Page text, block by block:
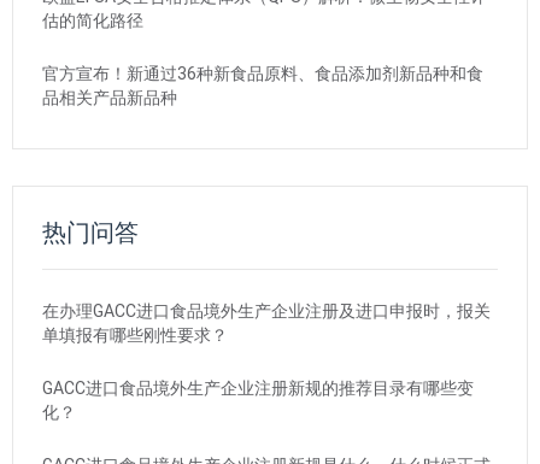
估的简化路径
官方宣布！新通过36种新食品原料、食品添加剂新品种和食
品相关产品新品种
热门问答
在办理GACC进口食品境外生产企业注册及进口申报时，报关
单填报有哪些刚性要求？
GACC进口食品境外生产企业注册新规的推荐目录有哪些变
化？